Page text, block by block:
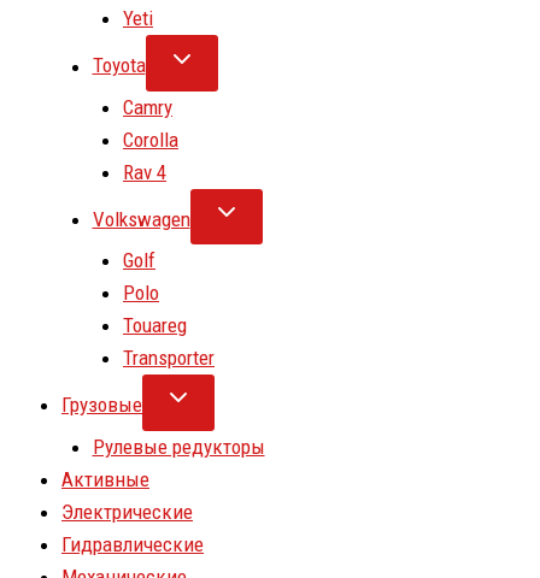
Yeti
Toyota
Camry
Corolla
Rav 4
Volkswagen
Golf
Polo
Touareg
Transporter
Грузовые
Рулевые редукторы
Активные
Электрические
Гидравлические